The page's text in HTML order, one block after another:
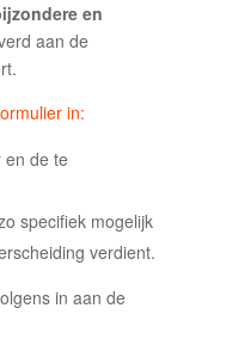
en
aan de
in:
en de te
specifiek mogelijk
verdient.
in aan de